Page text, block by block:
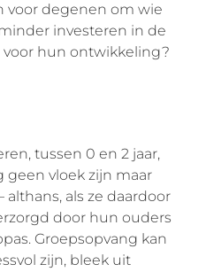
voor degenen om wie
investeren in de
hun ontwikkeling?
tussen 0 en 2 jaar,
vloek zijn maar
als ze daardoor
door hun ouders
Groepsopvang kan
zijn, bleek uit